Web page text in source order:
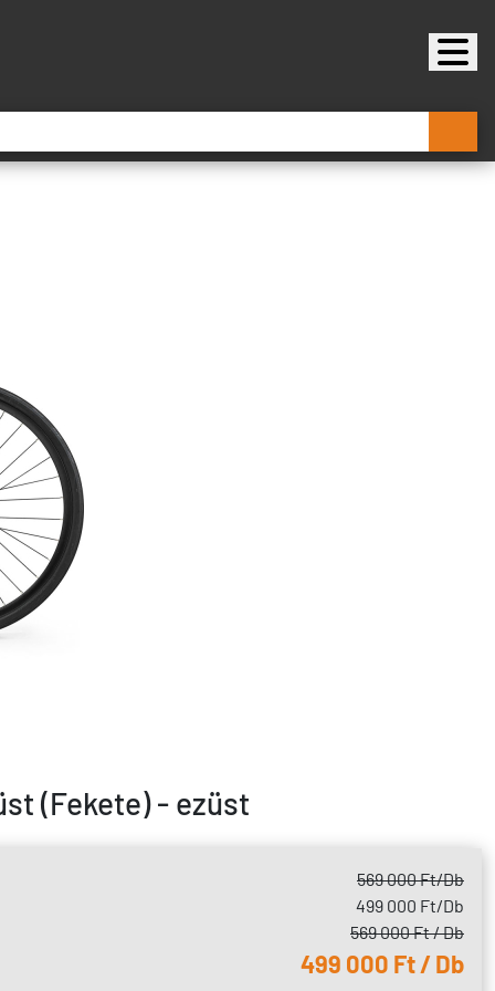
(Fekete) - ezüst
569 000 Ft/Db
499 000 Ft/Db
569 000 Ft / Db
499 000 Ft / Db